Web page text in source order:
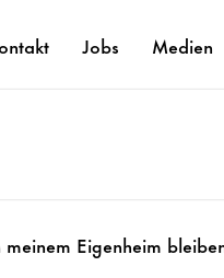
Jobs Medien
Eigenheim